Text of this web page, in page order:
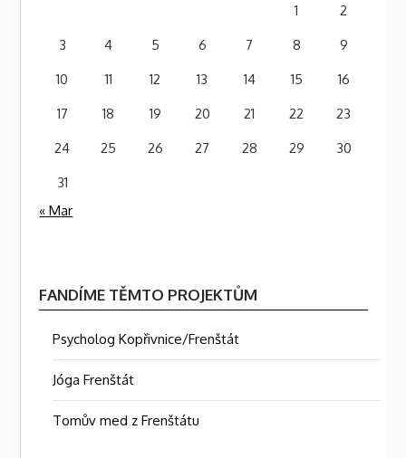
1
2
3
4 5 6 7 8
9
10
11 12 13 14 15
16
17
18 19 20 21 22
23
24
25 26 27 28 29
30
31
« Mar
FANDÍME TĚMTO PROJEKTŮM
Psycholog Kopřivnice/Frenštát
Jóga Frenštát
Tomův med z Frenštátu